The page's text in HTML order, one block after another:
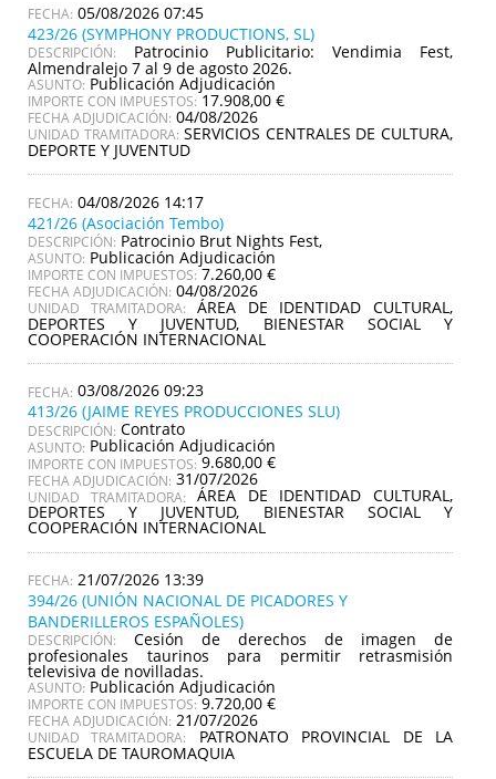
05/08/2026 07:45
423/26 (SYMPHONY PRODUCTIONS, SL)
DESCRIPCIÓN: Patrocinio Publicitario: Vendimia Fest,
Almendralejo 7 al 9 de agosto 2026.
ASUNTO: Publicación Adjudicación
IMPORTE CON IMPUESTOS: 17.908,00 €
FECHA ADJUDICACIÓN: 04/08/2026
UNIDAD TRAMITADORA: SERVICIOS CENTRALES DE CULTURA,
DEPORTE Y JUVENTUD
04/08/2026 14:17
421/26 (Asociación Tembo)
DESCRIPCIÓN: Patrocinio Brut Nights Fest,
ASUNTO: Publicación Adjudicación
IMPORTE CON IMPUESTOS: 7.260,00 €
FECHA ADJUDICACIÓN: 04/08/2026
UNIDAD TRAMITADORA: ÁREA DE IDENTIDAD CULTURAL,
DEPORTES Y JUVENTUD, BIENESTAR SOCIAL Y
COOPERACIÓN INTERNACIONAL
03/08/2026 09:23
413/26 (JAIME REYES PRODUCCIONES SLU)
DESCRIPCIÓN: Contrato
ASUNTO: Publicación Adjudicación
IMPORTE CON IMPUESTOS: 9.680,00 €
FECHA ADJUDICACIÓN: 31/07/2026
UNIDAD TRAMITADORA: ÁREA DE IDENTIDAD CULTURAL,
DEPORTES Y JUVENTUD, BIENESTAR SOCIAL Y
COOPERACIÓN INTERNACIONAL
21/07/2026 13:39
394/26 (UNIÓN NACIONAL DE PICADORES Y
BANDERILLEROS ESPAÑOLES)
DESCRIPCIÓN: Cesión de derechos de imagen de
profesionales taurinos para permitir retrasmisión
televisiva de novilladas.
ASUNTO: Publicación Adjudicación
IMPORTE CON IMPUESTOS: 9.720,00 €
FECHA ADJUDICACIÓN: 21/07/2026
UNIDAD TRAMITADORA: PATRONATO PROVINCIAL DE LA
ESCUELA DE TAUROMAQUIA